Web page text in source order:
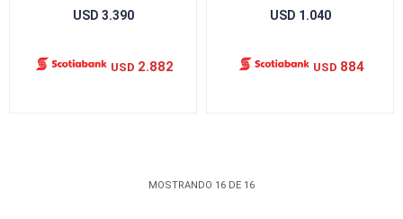
USD 3.390
USD 2.882
USD 1.040
USD 884
MOSTRANDO 16 DE 16